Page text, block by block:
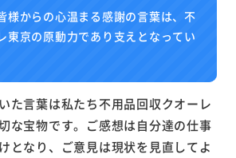
様からの心温まる感謝の言葉は、不
東京の原動力であり支えとなってい
た言葉は私たち不用品回収クオーレ
な宝物です。ご感想は自分達の仕事
となり、ご意見は現状を見直してよ